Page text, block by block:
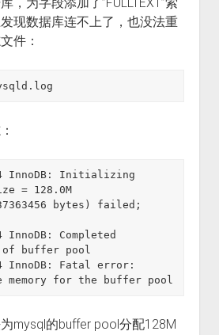
现数据库连不上了，也没法重
件：
InnoDB: Initializing
= 128.0M
bytes) failed;
Completed
buffer pool
InnoDB: Fatal error:
mysql的buffer pool分配128M